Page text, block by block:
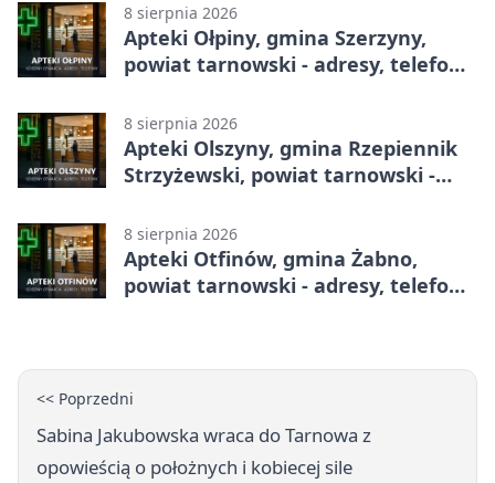
8 sierpnia 2026
Apteki Ołpiny, gmina Szerzyny,
powiat tarnowski - adresy, telefony,
8 sierpnia 2026
Apteki Olszyny, gmina Rzepiennik
Strzyżewski, powiat tarnowski -
8 sierpnia 2026
Apteki Otfinów, gmina Żabno,
powiat tarnowski - adresy, telefony,
<< Poprzedni
Sabina Jakubowska wraca do Tarnowa z
opowieścią o położnych i kobiecej sile